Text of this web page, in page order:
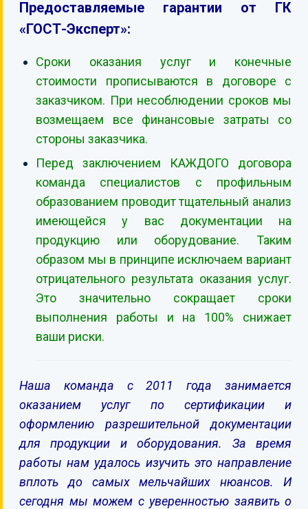
Предоставляемые гарантии от ГК
«ГОСТ-Эксперт»:
Сроки оказания услуг и конечные
стоимости прописываются в договоре с
заказчиком. При несоблюдении сроков мы
возмещаем все финансовые затраты со
стороны заказчика.
Перед заключением КАЖДОГО договора
команда специалистов с профильным
образованием проводит тщательный анализ
имеющейся у вас документации на
продукцию или оборудование. Таким
образом мы в принципе исключаем вариант
отрицательного результата оказания услуг.
Это значительно сокращает сроки
выполнения работы и на 100% снижает
ваши риски.
Наша команда с 2011 года занимается
оказанием услуг по сертификации и
оформлению разрешительной документации
для продукции и оборудования. За время
работы нам удалось изучить это направление
вплоть до самых мельчайших нюансов. И
сегодня мы можем с уверенностью заявить о